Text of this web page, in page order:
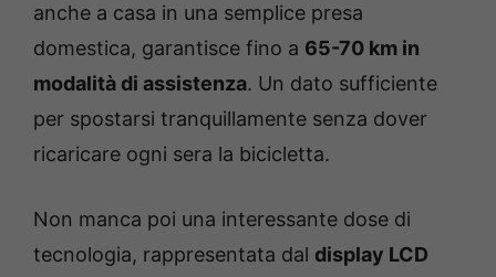
anche a casa in una semplice presa
domestica, garantisce fino a 65-70 km in
modalità di assistenza. Un dato sufficiente
per spostarsi tranquillamente senza dover
ricaricare ogni sera la bicicletta.
Non manca poi una interessante dose di
tecnologia, rappresentata dal display LCD